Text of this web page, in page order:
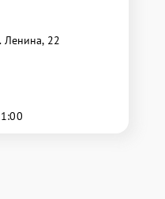
Ленина, 22